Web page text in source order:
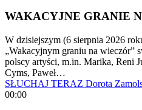
WAKACYJNE GRANIE
W dzisiejszym (6 sierpnia 2026
„Wakacyjnym graniu na wieczór”
polscy artyści, m.in. Marika, Reni
Cyms, Paweł…
SŁUCHAJ TERAZ Dorota
00:00